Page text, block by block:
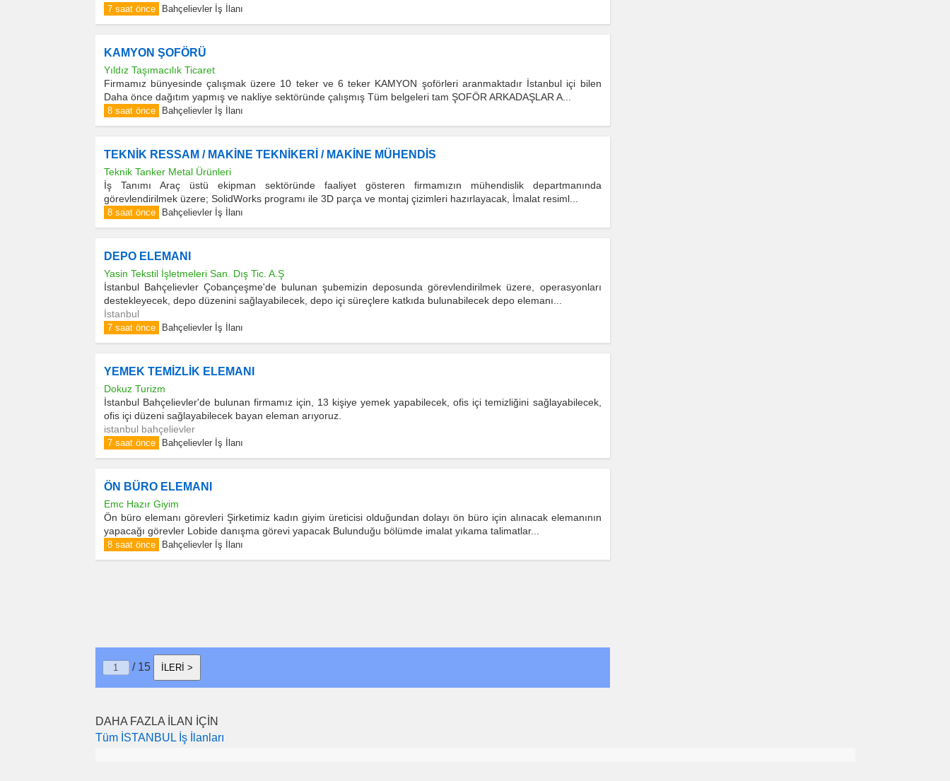
7 saat önce Bahçelievler İş İlanı
KAMYON ŞOFÖRÜ
Yıldız Taşımacılık Ticaret
Firmamız bünyesinde çalışmak üzere 10 teker ve 6 teker KAMYON şoförleri aranmaktadır İstanbul içi bilen
Daha önce dağıtım yapmış ve nakliye sektöründe çalışmış Tüm belgeleri tam ŞOFÖR ARKADAŞLAR A...
8 saat önce Bahçelievler İş İlanı
TEKNİK RESSAM / MAKİNE TEKNİKERİ / MAKİNE MÜHENDİS
Teknik Tanker Metal Ürünleri
İş Tanımı Araç üstü ekipman sektöründe faaliyet gösteren firmamızın mühendislik departmanında
görevlendirilmek üzere; SolidWorks programı ile 3D parça ve montaj çizimleri hazırlayacak, İmalat resiml...
8 saat önce Bahçelievler İş İlanı
DEPO ELEMANI
Yasin Tekstil İşletmeleri San. Dış Tic. A.Ş
İstanbul Bahçelievler Çobançeşme'de bulunan şubemizin deposunda görevlendirilmek üzere, operasyonları
destekleyecek, depo düzenini sağlayabilecek, depo içi süreçlere katkıda bulunabilecek depo elemanı...
İstanbul
7 saat önce Bahçelievler İş İlanı
YEMEK TEMİZLİK ELEMANI
Dokuz Turizm
İstanbul Bahçelievler'de bulunan firmamız için, 13 kişiye yemek yapabilecek, ofis içi temizliğini sağlayabilecek,
ofis içi düzeni sağlayabilecek bayan eleman arıyoruz.
istanbul bahçelievler
7 saat önce Bahçelievler İş İlanı
ÖN BÜRO ELEMANI
Emc Hazır Giyim
Ön büro elemanı görevleri Şirketimiz kadın giyim üreticisi olduğundan dolayı ön büro için alınacak elemanının
yapacağı görevler Lobide danışma görevi yapacak Bulunduğu bölümde imalat yıkama talimatlar...
8 saat önce Bahçelievler İş İlanı
/ 15 İLERİ >
DAHA FAZLA İLAN İÇİN
Tüm İSTANBUL İş İlanları